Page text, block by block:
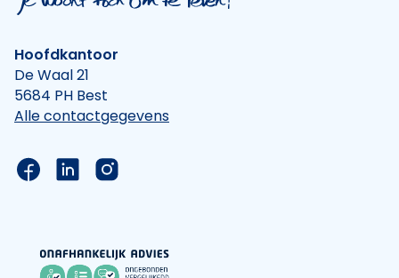
Hoofdkantoor
De Waal 21
5684 PH Best
Alle contactgegevens
Link naar de Facebook pagina van Hypotheek
Link naar de LinkedIn pagina van
Link naar de Instagram pagina van